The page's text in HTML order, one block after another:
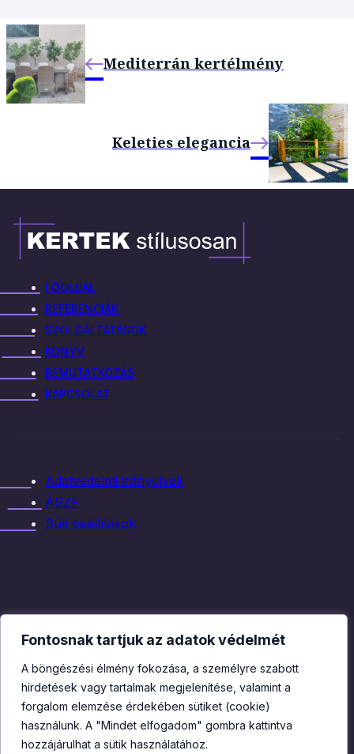
Fontosnak tartjuk az adatok védelmét
A böngészési élmény fokozása, a személyre szabott
hirdetések vagy tartalmak megjelenítése, valamint a
forgalom elemzése érdekében sütiket (cookie)
használunk. A "Mindet elfogadom" gombra kattintva
hozzájárulhat a sütik használatához.
Mediterrán kertélmény
Keleties elegancia
FŐOLDAL
REFERENCIÁK
SZOLGÁLTATÁSOK
KÖNYV
BEMUTATKOZÁS
KAPCSOLAT
Adatvédelmi irányelvek
ÁSZF
Süti beállítások